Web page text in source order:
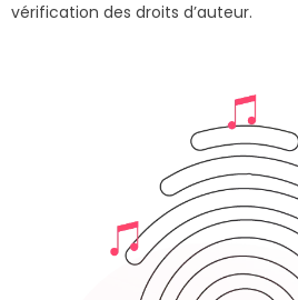
vérification des droits d’auteur.